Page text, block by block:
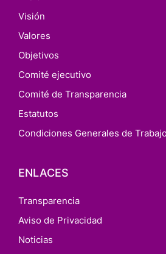
Visión
Valores
Objetivos
Comité ejecutivo
Comité de Transparencia
Estatutos
Condiciones Generales de
ENLACES
Transparencia
Aviso de Privacidad
Noticias